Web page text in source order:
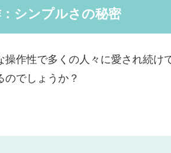
シンプルさの秘密
操作性で多くの人々に愛され続け
のでしょうか？